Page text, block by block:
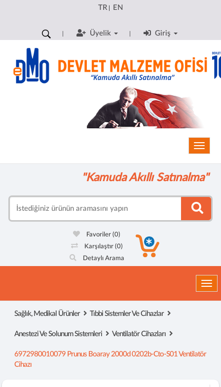
TR| EN
Üyelik Giriş
"Kamuda Akıllı Satınalma"
Favoriler(0)
Karşılaştır (0)
Detaylı Arama
Sağlık, Medikal Ürünler Tıbbi Sistemler Ve Cihazlar
Anestezi Ve Solunum Sistemleri Ventilatör Cihazları
6972980010079 Prunus Boaray 2000d 0202b-Cto-S01 Ventilatör
Cihazı